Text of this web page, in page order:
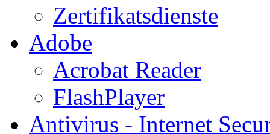
Zertifikatsdienste
Adobe
Acrobat Reader
FlashPlayer
Antivirus - Internet